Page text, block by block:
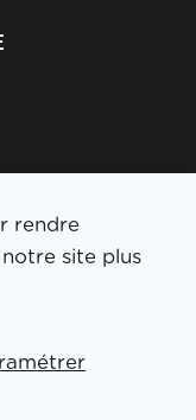
rendre
site plus